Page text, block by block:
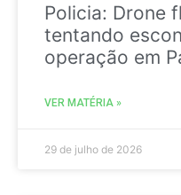
Policia: Drone
tentando
operação em
VER MATÉRIA »
29 de julho de 2026